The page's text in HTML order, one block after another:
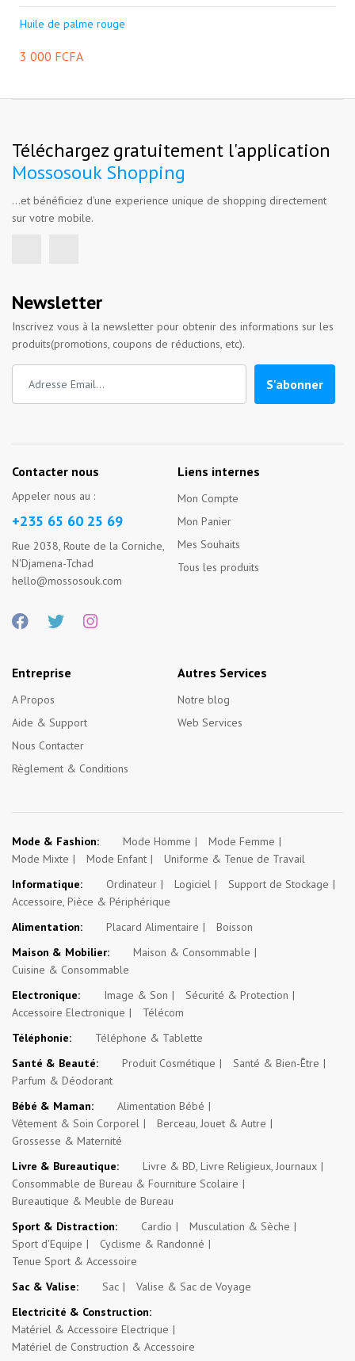
Huile de palme rouge
3 000 FCFA
Téléchargez gratuitement l'application
Mossosouk Shopping
...et bénéficiez d'une experience unique de shopping directement
sur votre mobile.
Newsletter
Inscrivez vous à la newsletter pour obtenir des informations sur les
produits(promotions, coupons de réductions, etc).
S'abonner
Contacter nous
Appeler nous au :
+235 65 60 25 69
Rue 2038, Route de la Corniche,
N'Djamena-Tchad
hello@mossosouk.com
Liens internes
Mon Compte
Mon Panier
Mes Souhaits
Tous les produits
Entreprise
A Propos
Aide & Support
Nous Contacter
Règlement & Conditions
Autres Services
Notre blog
Web Services
Mode & Fashion: Mode Homme
Mode Femme
Mode Mixte
Mode Enfant
Uniforme & Tenue de Travail
Informatique:
Ordinateur Logiciel
Support de Stockage
Accessoire, Pièce & Périphérique
Alimentation:
Placard Alimentaire
Boisson
Maison & Mobilier:
Maison & Consommable
Cuisine & Consommable
Electronique:
Image & Son
Sécurité & Protection
Accessoire Electronique
Télécom
Téléphonie:
Téléphone & Tablette
Santé & Beauté:
Produit Cosmétique
Santé & Bien-Être
Parfum & Déodorant
Bébé & Maman:
Alimentation Bébé
Vêtement & Soin Corporel
Berceau, Jouet & Autre
Grossesse & Maternité
Livre & Bureautique:
Livre & BD, Livre Religieux, Journaux
Consommable de Bureau & Fourniture Scolaire
Bureautique & Meuble de Bureau
Sport & Distraction:
Cardio
Musculation & Sèche
Sport d'Equipe
Cyclisme & Randonné
Tenue Sport & Accessoire
Sac & Valise:
Sac
Valise & Sac de Voyage
Electricité & Construction:
Matériel & Accessoire Electrique
Matériel de Construction & Accessoire